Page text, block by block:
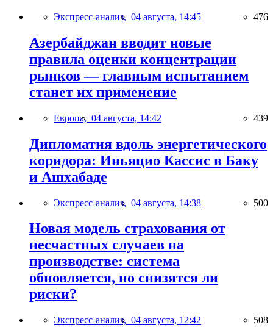
Экспресс-анализ, 04 августа, 14:45 476
Азербайджан вводит новые
правила оценки концентрации
рынков — главным испытанием
станет их применение
Европа, 04 августа, 14:42 439
Дипломатия вдоль энергетического
коридора: Иньяцио Кассис в Баку
и Ашхабаде
Экспресс-анализ, 04 августа, 14:38 500
Новая модель страхования от
несчастных случаев на
производстве: система
обновляется, но снизятся ли
риски?
Экспресс-анализ, 04 августа, 12:42 508